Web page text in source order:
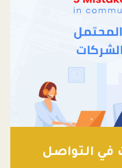
في التواصل